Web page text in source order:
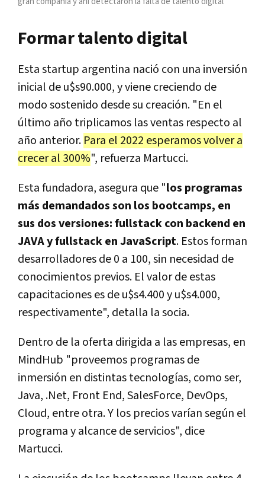
Formar talento digital
Esta startup argentina nació con una inversión
inicial de u$s90.000, y viene creciendo de
modo sostenido desde su creación. "En el
último año triplicamos las ventas respecto al
año anterior. Para el 2022 esperamos volver a
crecer al 300%", refuerza Martucci.
Esta fundadora, asegura que "los programas
más demandados son los bootcamps, en
sus dos versiones: fullstack con backend en
JAVA y fullstack en JavaScript. Estos forman
desarrolladores de 0 a 100, sin necesidad de
conocimientos previos. El valor de estas
capacitaciones es de u$s4.400 y u$s4.000,
respectivamente", detalla la socia.
Dentro de la oferta dirigida a las empresas, en
MindHub "proveemos programas de
inmersión en distintas tecnologías, como ser,
Java, .Net, Front End, SalesForce, DevOps,
Cloud, entre otra. Y los precios varían según el
programa y alcance de servicios", dice
Martucci.